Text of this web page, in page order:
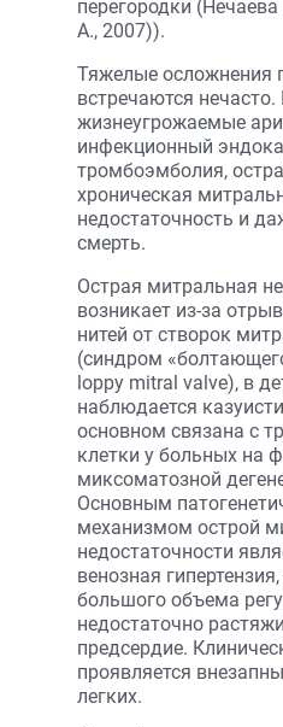
перегородки
А., 2007)).
Тяжелые осложнения
встречаются
жизнеугрожаемые
инфекционный
тромбоэмболия,
хроническая
недостаточность и
смерть.
Острая митральная
возникает из-за
нитей от створок
(синдром
loppy mitral valve), в
наблюдается
основном связана с
клетки у больных на
миксоматозной
Основным
механизмом острой
недостаточности
венозная
большого объема
недостаточно
предсердие.
проявляется
легких.